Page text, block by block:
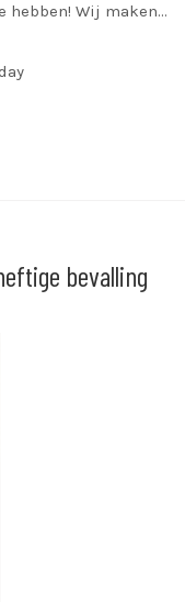
hebben! Wij maken…
bevalling